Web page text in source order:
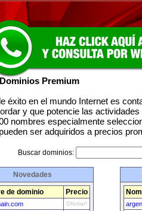
Premium
éxito en el mundo Internet es
y que potencie las
nombres especialmente
ser adquiridos a precios
Buscar dominios:
Novedades
de dominio Precio
Ofertar!